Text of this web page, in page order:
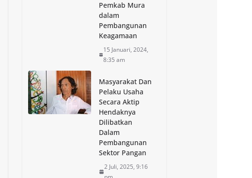
Pemkab Mura
dalam
Pembangunan
Keagamaan
15 Januari, 2024,
8:35 am
Masyarakat Dan
Pelaku Usaha
Secara Aktip
Hendaknya
Dilibatkan
Dalam
Pembangunan
Sektor Pangan
2 Juli, 2025, 9:16